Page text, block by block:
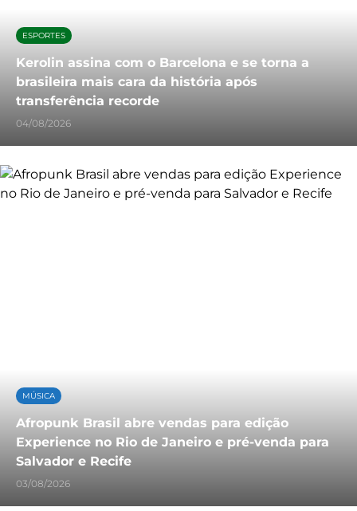
ESPORTES
Kerolin assina com o Barcelona e se torna a
brasileira mais cara da história após
transferência recorde
04/08/2026
MÚSICA
Afropunk Brasil abre vendas para edição
Experience no Rio de Janeiro e pré-venda para
Salvador e Recife
03/08/2026